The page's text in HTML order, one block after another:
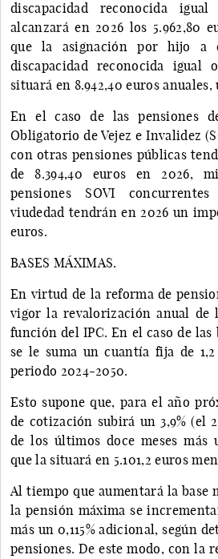
discapacidad reconocida
alcanzará en 2026 los 5.962,80
que la asignación por hijo a
discapacidad reconocida igual
situará en 8.942,40 euros anuales,
En el caso de las pensiones
Obligatorio de Vejez e Invalidez
con otras pensiones públicas
de 8.394,40 euros en 2026,
pensiones SOVI
viudedad tendrán en 2026 un
euros.
BASES MÁXIMAS.
En virtud de la reforma de
vigor la revalorización anual de
función del IPC. En el caso de las
se le suma un cuantía fija de
periodo 2024-2050.
Esto supone que, para el año
de cotización subirá un 3,9% (el
de los últimos doce meses más
que la situará en 5.101,2 euros
Al tiempo que aumentará la base
la pensión máxima se
más un 0,115% adicional, según
pensiones. De este modo, con la